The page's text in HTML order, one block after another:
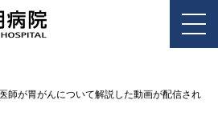
師が胃がんについて解説した動画が配信され